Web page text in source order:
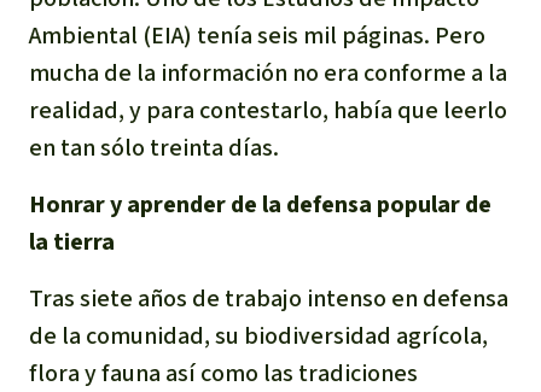
Ambiental (EIA) tenía seis mil páginas. Pero
mucha de la información no era conforme a la
realidad, y para contestarlo, había que leerlo
en tan sólo treinta días.
Honrar y aprender de la defensa popular de
la tierra
Tras siete años de trabajo intenso en defensa
de la comunidad, su biodiversidad agrícola,
flora y fauna así como las tradiciones